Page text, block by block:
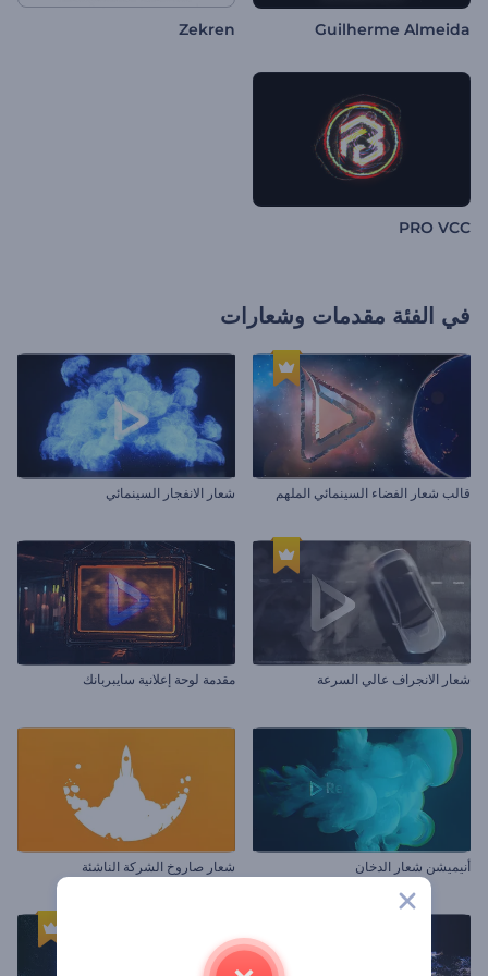
Guilherme Almeida
Zekren
PRO VCC
في الفئة مقدمات وشعارات
قالب شعار الفضاء السينمائي الملهم شعار الانفجار السينمائي
شعار الانجراف عالي السرعة مقدمة لوحة إعلانية سايبربانك
أنيميشن شعار الدخان شعار صاروخ الشركة الناشئة